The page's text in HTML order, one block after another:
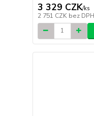
3 329 CZK/ks
2 751 CZK bez DPH